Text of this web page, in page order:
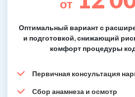
от
Оптимальный вариант с
и подготовкой, снижающий
комфорт процедуры
Первичная консультация
Сбор анамнеза и осмотр